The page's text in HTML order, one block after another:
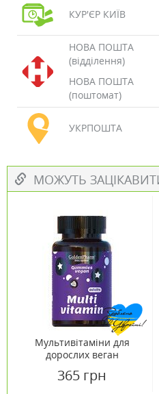
КУР'ЄР КИЇВ
НОВА ПОШТА
(відділення)
НОВА ПОШТА
(поштомат)
УКРПОШТА
МОЖУТЬ
Мультивітаміни для
дорослих веган
365 грн